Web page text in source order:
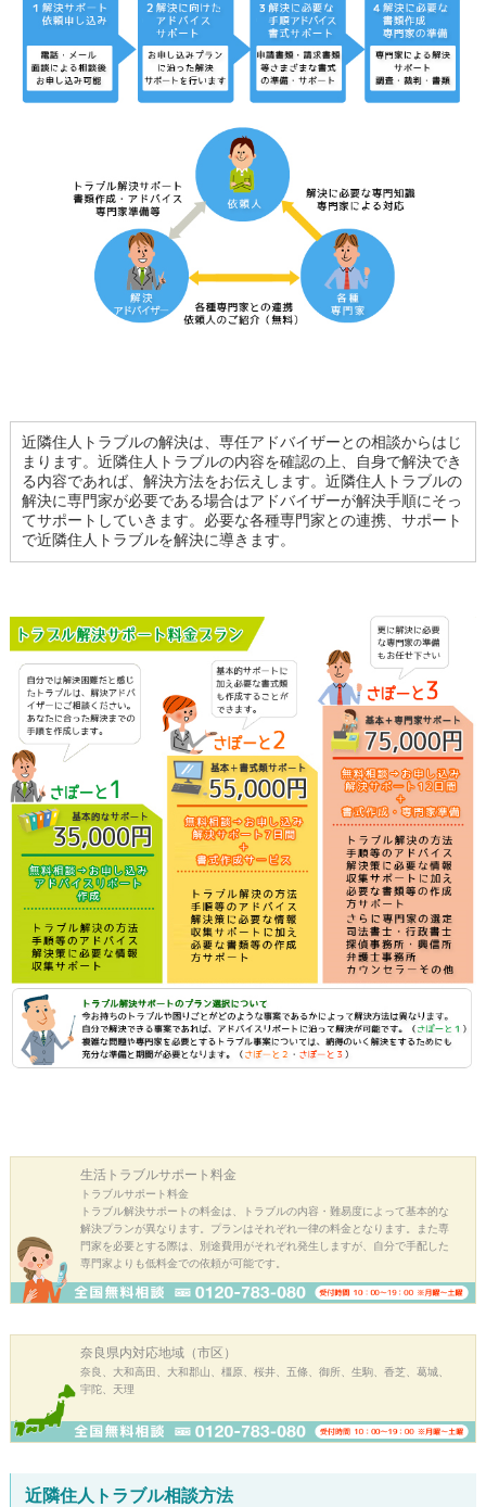
近隣住人トラブルの解決は、専任アドバイザーとの相談からはじ
まります。近隣住人トラブルの内容を確認の上、自身で解決でき
る内容であれば、解決方法をお伝えします。近隣住人トラブルの
解決に専門家が必要である場合はアドバイザーが解決手順にそっ
てサポートしていきます。必要な各種専門家との連携、サポート
で近隣住人トラブルを解決に導きます。
生活トラブルサポート料金
トラブルサポート料金
トラブル解決サポートの料金は、トラブルの内容・難易度によって基本的な
解決プランが異なります。プランはそれぞれ一律の料金となります。また専
門家を必要とする際は、別途費用がそれぞれ発生しますが、自分で手配した
専門家よりも低料金での依頼が可能です。
奈良県内対応地域（市区）
奈良、大和高田、大和郡山、橿原、桜井、五條、御所、生駒、香芝、葛城、
宇陀、天理
近隣住人トラブル相談方法